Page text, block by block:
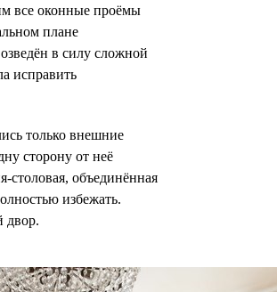
все оконные проёмы
плане
в силу сложной
исправить
только внешние
сторону от неё
объединённая
избежать.
двор.